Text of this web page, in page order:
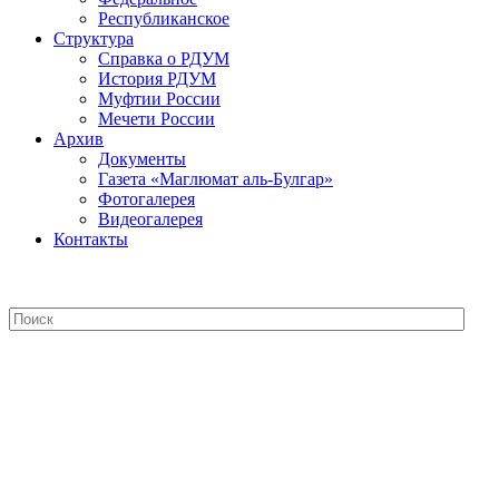
Республиканское
Структура
Справка о РДУМ
История РДУМ
Муфтии России
Мечети России
Архив
Документы
Газета «Маглюмат аль-Булгар»
Фотогалерея
Видеогалерея
Контакты